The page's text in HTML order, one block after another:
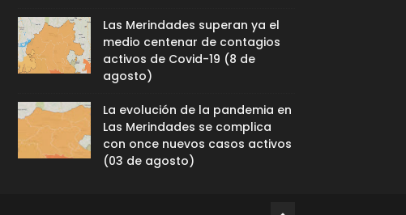
Las Merindades superan ya el
medio centenar de contagios
activos de Covid-19 (8 de
agosto)
La evolución de la pandemia en
Las Merindades se complica
con once nuevos casos activos
(03 de agosto)